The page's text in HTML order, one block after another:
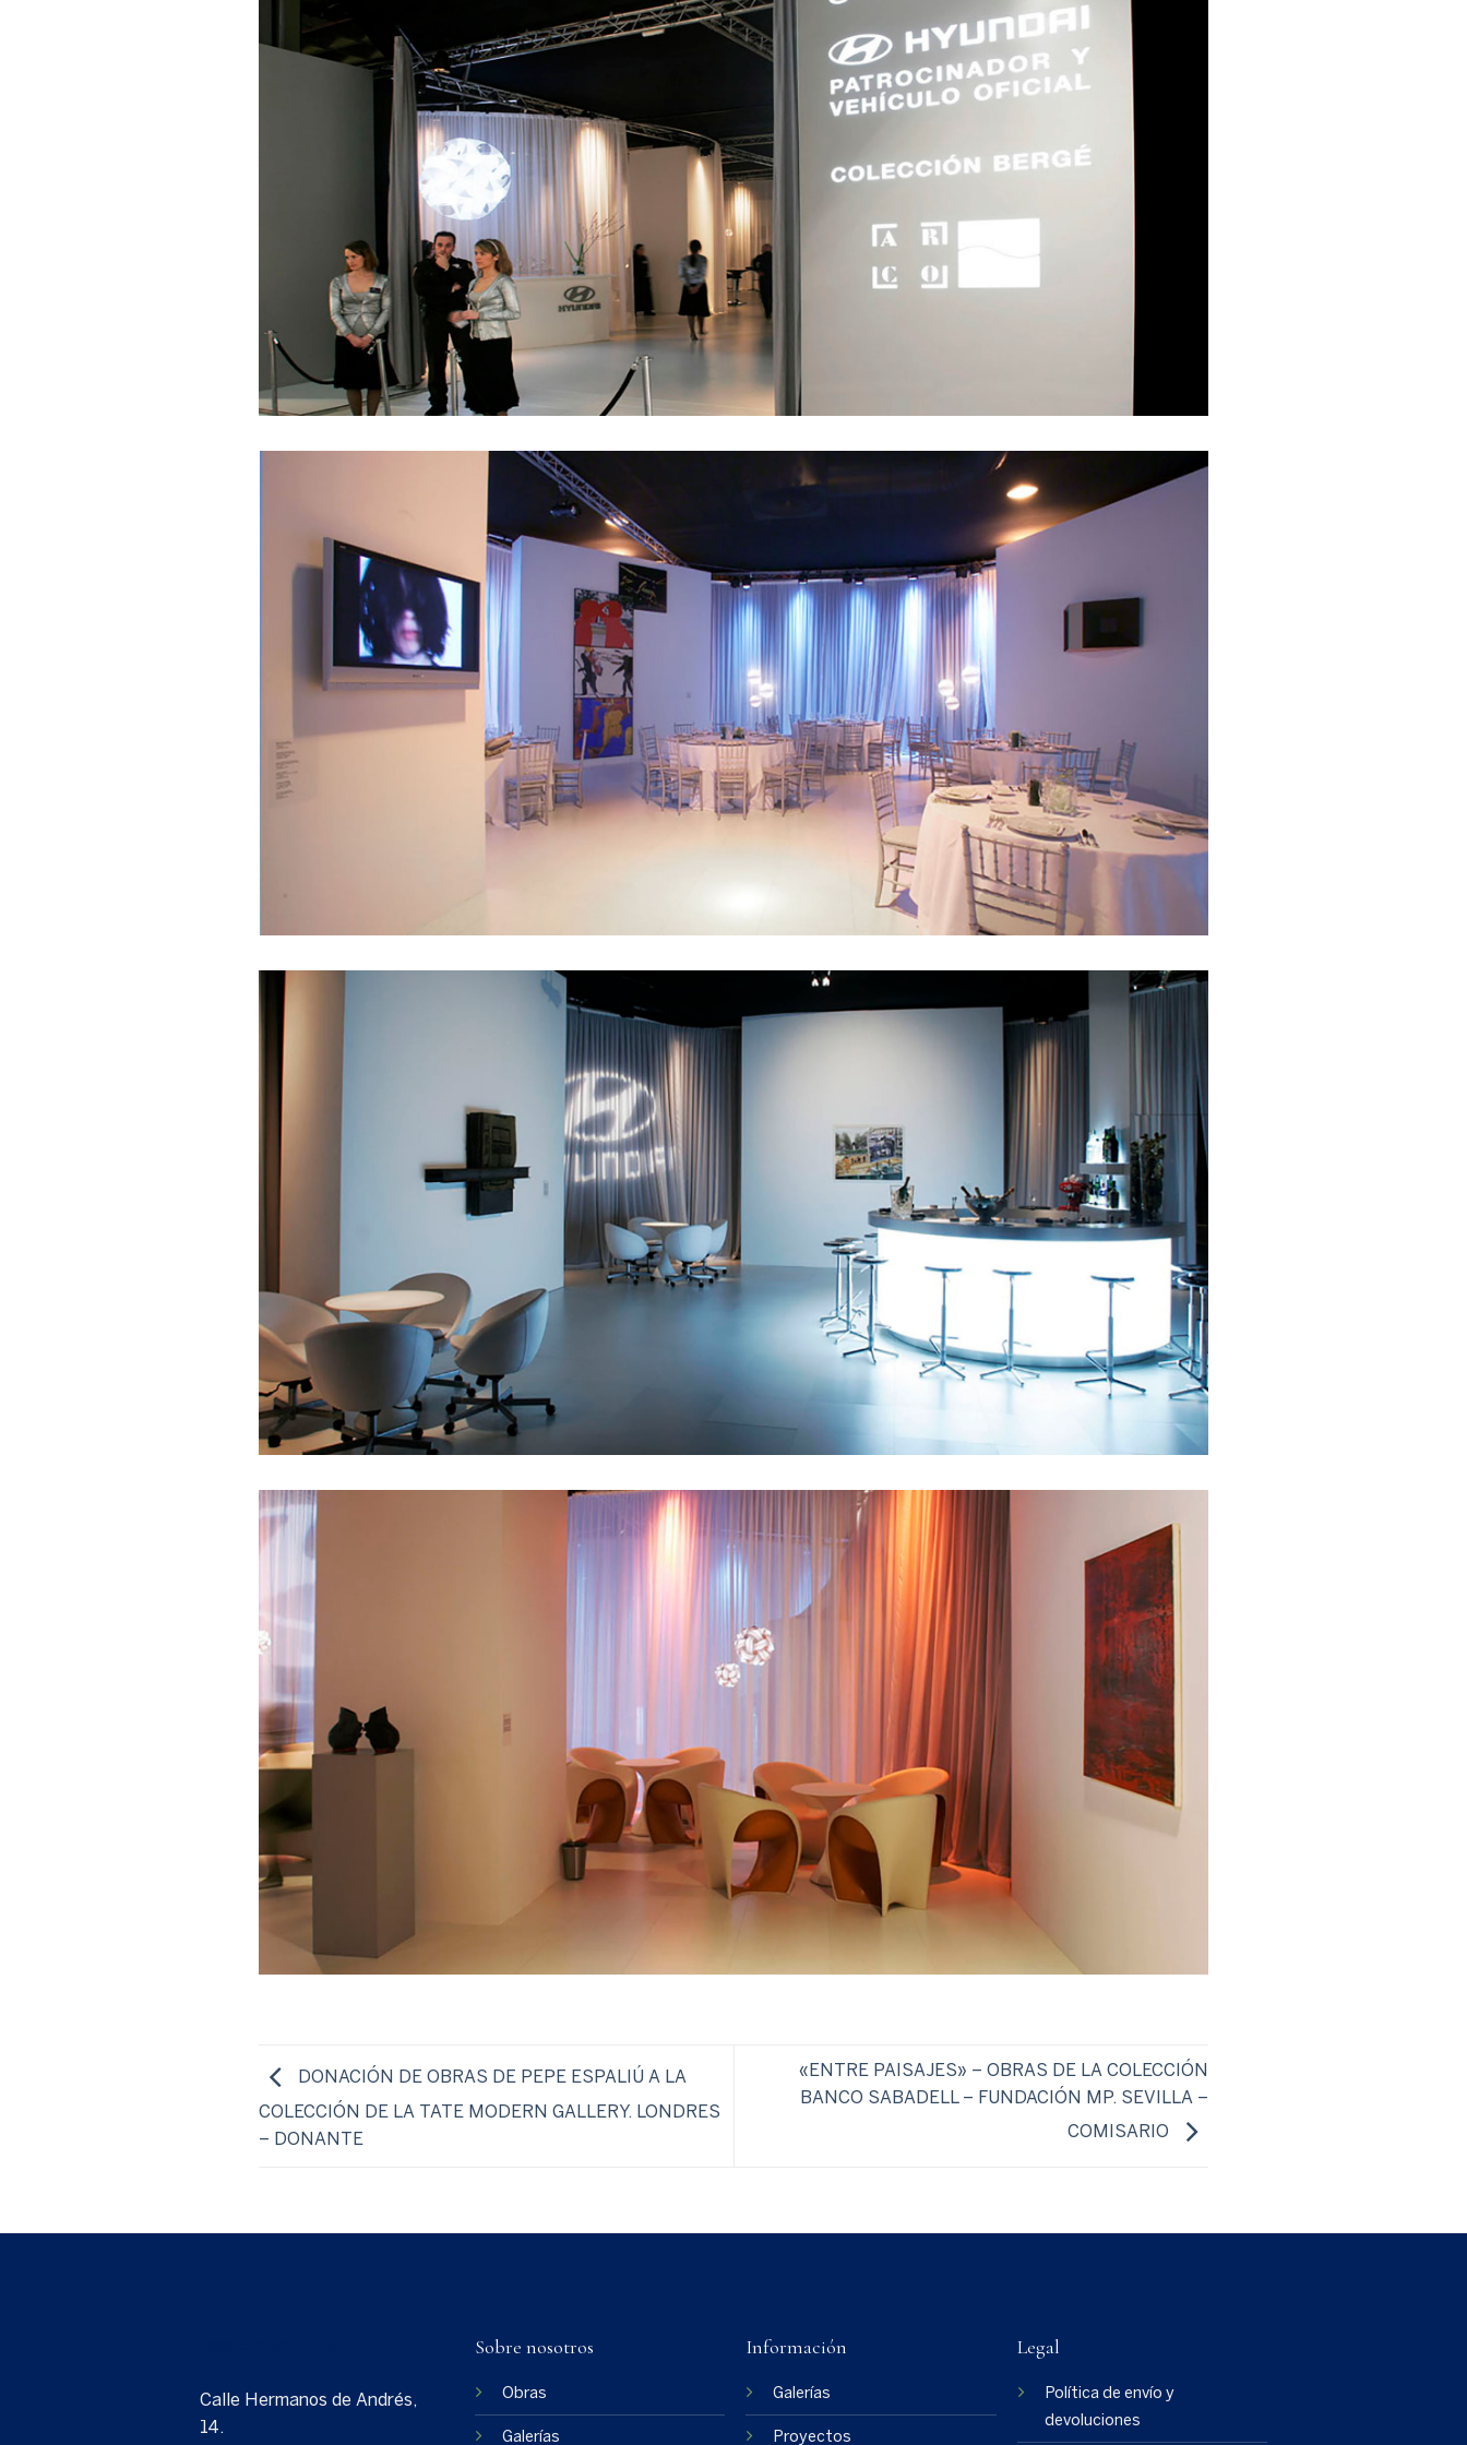
DONACIÓN DE OBRAS DE PEPE ESPALIÚ A LA
COLECCIÓN DE LA TATE MODERN GALLERY. LONDRES
– DONANTE
«ENTRE PAISAJES» – OBRAS DE LA COLECCIÓN
BANCO SABADELL – FUNDACIÓN MP. SEVILLA –
COMISARIO
Calle Hermanos de Andrés,
14.
Sobre nosotros
Obras
Galerías
Información
Galerías
Proyectos
Legal
Política de envío y
devoluciones